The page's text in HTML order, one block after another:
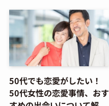
50代でも恋愛がしたい！
50代女性の恋愛事情、おす